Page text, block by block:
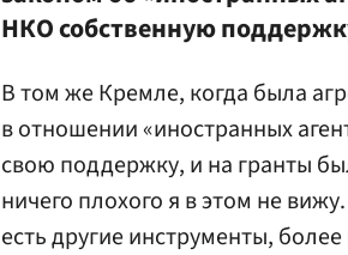
НКО собственную
В том же Кремле, когда была
в отношении «иностранных
свою поддержку, и на гранты
ничего плохого я в этом не
есть другие инструменты,